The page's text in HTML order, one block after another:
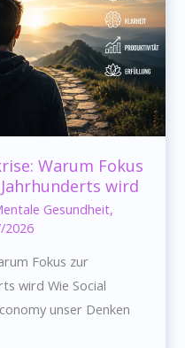
Warum Fokus
wird
Gesundheit,
2026
Fokus zur
wird Wie Social
unser Denken